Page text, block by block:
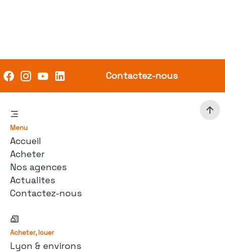
Contactez-nous
Menu
Accueil
Acheter
Nos agences
Actualites
Contactez-nous
Acheter, louer
Lyon & environs